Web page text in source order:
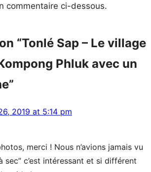
commentaire ci-dessous.
“Tonlé Sap – Le village
Phluk avec un
2019 at 5:14 pm
merci ! Nous n’avions jamais vu
sec” c’est intéressant et si différent